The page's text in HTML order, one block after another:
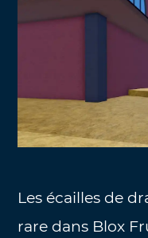
Les écailles de
rare dans Blox